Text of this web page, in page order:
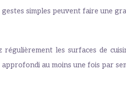
simples peuvent faire une
les surfaces de
au moins une fois par